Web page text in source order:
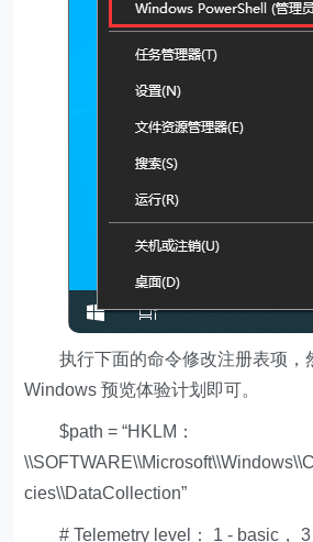
执行下面的命令修改注册表项，
Windows 预览体验计划即可。
$path = “HKLM：
cies\\DataCollection”
# Telemetry level： 1 - basic， 3